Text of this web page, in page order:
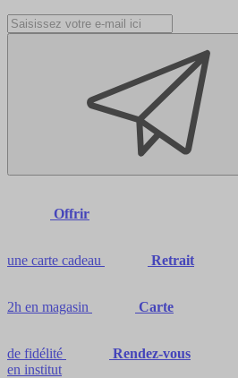
Offrir
une carte cadeau Retrait
2h en magasin Carte
de fidélité
Rendez-vous
en institut